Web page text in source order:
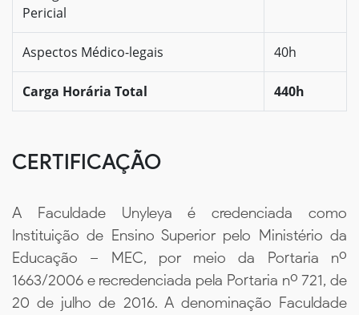
Pericial
Aspectos Médico-legais 40h
Carga Horária Total 440h
CERTIFICAÇÃO
A Faculdade Unyleya é credenciada como
Instituição de Ensino Superior pelo Ministério da
Educação – MEC, por meio da Portaria nº
1663/2006 e recredenciada pela Portaria nº 721, de
20 de julho de 2016. A denominação Faculdade